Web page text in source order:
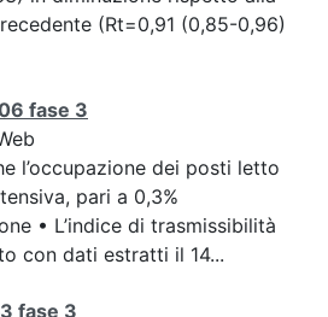
(Rt=0,91 (0,85-0,96)
fase 3
l’occupazione dei posti letto
pari a 0,3%
• L’indice di trasmissibilità
con dati estratti il 14...
fase 3